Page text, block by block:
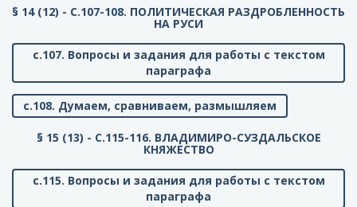
§ 14 (12) - C.107-108. ПОЛИТИЧЕСКАЯ РАЗДРОБЛЕННОСТЬ
НА РУСИ
с.107. Вопросы и задания для работы с текстом
параграфа
с.108. Думаем, сравниваем, размышляем
§ 15 (13) - C.115-116. ВЛАДИМИРО-СУЗДАЛЬСКОЕ
КНЯЖЕСТВО
с.115. Вопросы и задания для работы с текстом
параграфа